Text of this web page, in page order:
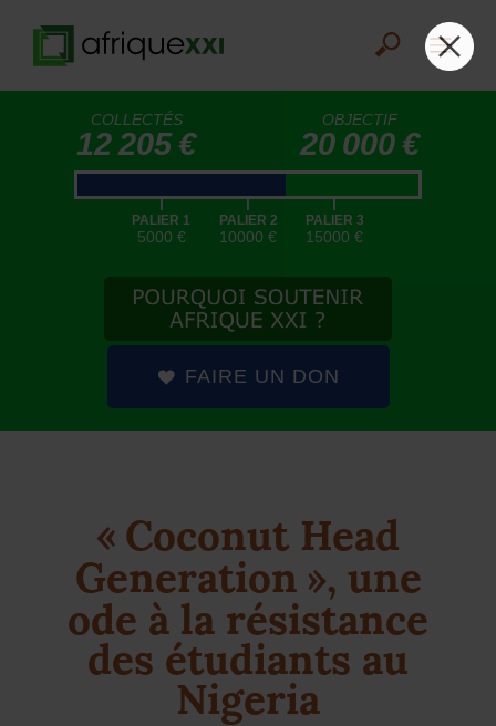
COLLECTÉS
12 205 €
OBJECTIF
20 000 €
|
PALIER 1
5000 €
|
PALIER 2
10000 €
|
PALIER 3
15000 €
FAIRE UN DON
« Coconut Head
Generation », une
ode à la résistance
des étudiants au
Nigeria